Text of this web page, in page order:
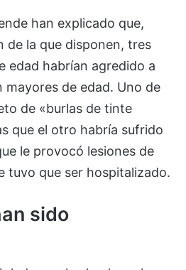
han explicado que,
de la que disponen, tres
edad habrían agredido a
mayores de edad. Uno de
de «burlas de tinte
que el otro habría sufrido
le provocó lesiones de
tuvo que ser hospitalizado.
sido